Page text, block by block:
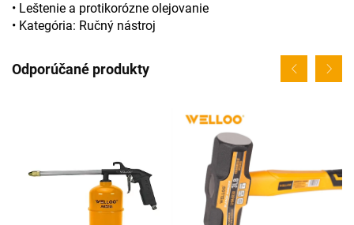
• Leštenie a protikorózne olejovanie
• Kategória: Ručný nástroj
Odporúčané produkty